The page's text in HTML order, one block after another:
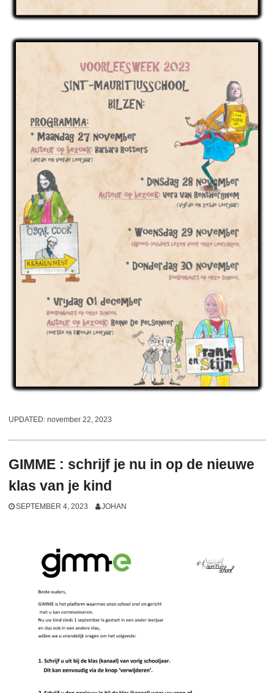
UPDATED:november 22, 2023
GIMME : schrijf je nu in op de nieuwe
klas van je kind
SEPTEMBER 4, 2023 JOHAN